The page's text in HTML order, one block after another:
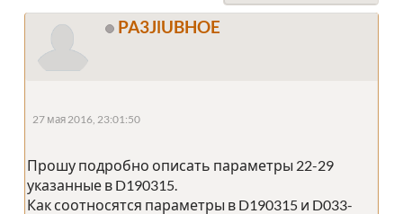
PA3JlUBHOE
27 мая 2016, 23:01:50
Прошу подробно описать параметры 22-29
указанные в D190315.
Как соотносятся параметры в D190315 и D033-